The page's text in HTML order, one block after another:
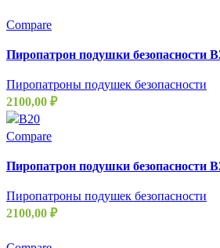
Compare
Пиропатрон подушки безопасности
Пиропатроны подушек безопасности
2100,00 ₽
Compare
Пиропатрон подушки безопасности
Пиропатроны подушек безопасности
2100,00 ₽